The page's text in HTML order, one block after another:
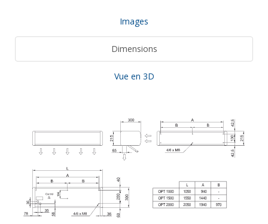
Images
Dimensions
Vue en 3D